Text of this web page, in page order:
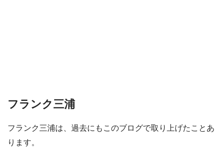
フランク三浦
フランク三浦は、過去にもこのブログで取り上げたことあ
ります。